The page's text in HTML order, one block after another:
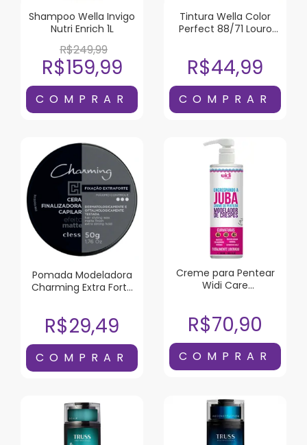
Shampoo Wella Invigo
Nutri Enrich 1L
R$249,99
R$159,99
Tintura Wella Color
Perfect 88/71 Louro
R$44,99
Pomada Modeladora
Charming Extra Forte
R$29,49
Creme para Pentear
Widi Care
R$70,90